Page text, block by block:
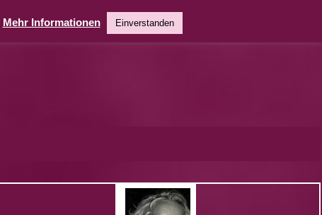
Mehr Informationen Einverstanden